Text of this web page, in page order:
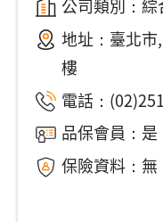
公司類別：綜
地址： 臺北
樓
電話：
品保會員：是
保險資料：無